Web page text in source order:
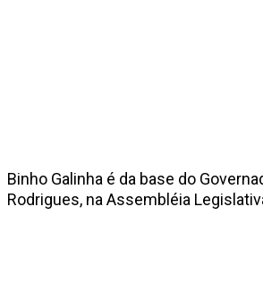
Binho Galinha é da base do
Rodrigues, na Assembléia